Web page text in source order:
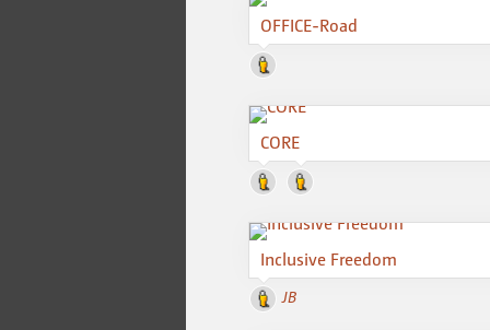
OFFICE-Road
CORE
Inclusive Freedom
JB